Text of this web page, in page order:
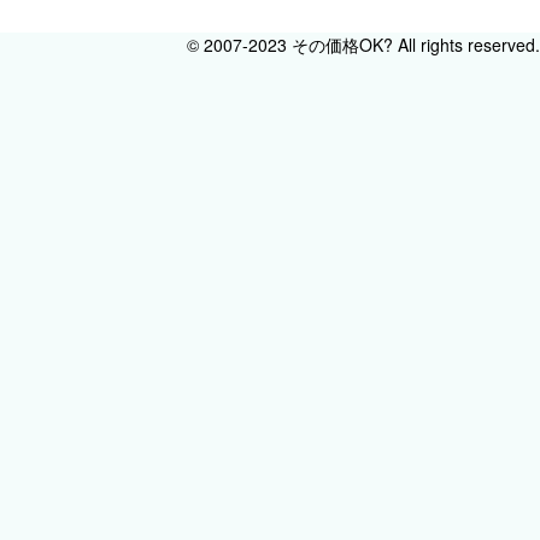
© 2007-2023 その価格OK? All rights reserved.